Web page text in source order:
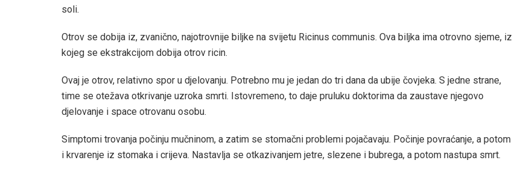
soli.
Otrov se dobija iz, zvanično, najotrovnije biljke na svijetu Ricinus communis. Ova biljka ima otrovno sjeme, iz
kojeg se ekstrakcijom dobija otrov ricin.
Ovaj je otrov, relativno spor u djelovanju. Potrebno mu je jedan do tri dana da ubije čovjeka. S jedne strane,
time se otežava otkrivanje uzroka smrti. Istovremeno, to daje pruluku doktorima da zaustave njegovo
djelovanje i space otrovanu osobu.
Simptomi trovanja počinju mučninom, a zatim se stomačni problemi pojačavaju. Počinje povraćanje, a potom
i krvarenje iz stomaka i crijeva. Nastavlja se otkazivanjem jetre, slezene i bubrega, a potom nastupa smrt.